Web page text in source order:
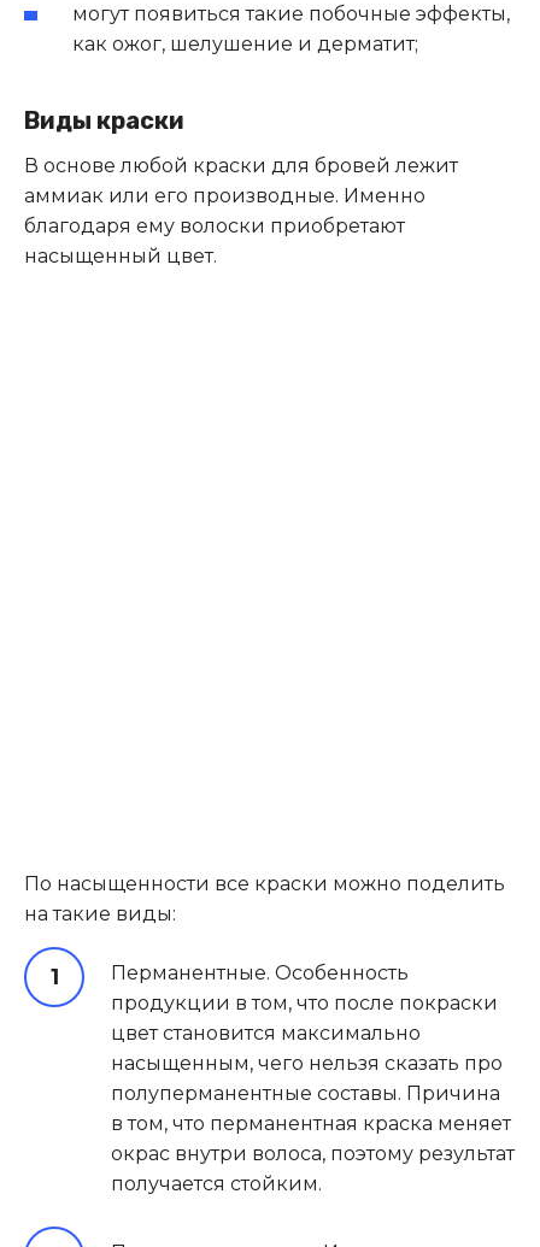
могут появиться такие побочные эффекты,
как ожог, шелушение и дерматит;
Виды краски
В основе любой краски для бровей лежит
аммиак или его производные. Именно
благодаря ему волоски приобретают
насыщенный цвет.
По насыщенности все краски можно поделить
на такие виды:
Перманентные. Особенность
продукции в том, что после покраски
цвет становится максимально
насыщенным, чего нельзя сказать про
полуперманентные составы. Причина
в том, что перманентная краска меняет
окрас внутри волоса, поэтому результат
получается стойким.